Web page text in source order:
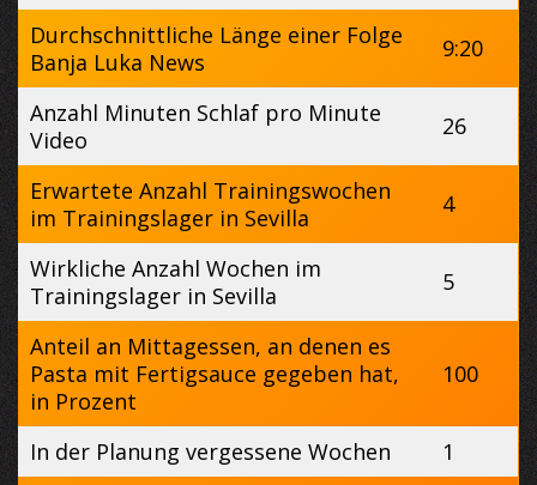
Durchschnittliche Länge einer Folge
Banja Luka News
9:20
Anzahl Minuten Schlaf pro Minute
Video
26
Erwartete Anzahl Trainingswochen
im Trainingslager in Sevilla
4
Wirkliche Anzahl Wochen im
Trainingslager in Sevilla
5
Anteil an Mittagessen, an denen es
Pasta mit Fertigsauce gegeben hat,
in Prozent
100
In der Planung vergessene Wochen
1